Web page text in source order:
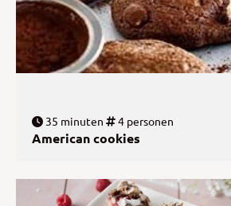
35 minuten 4 personen
American cookies